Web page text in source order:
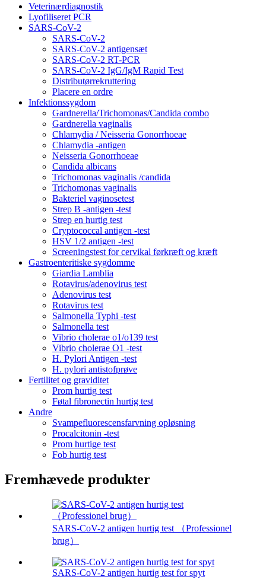
Veterinærdiagnostik
Lyofiliseret PCR
SARS-CoV-2
SARS-CoV-2
SARS-CoV-2 antigensæt
SARS-CoV-2 RT-PCR
SARS-CoV-2 IgG/IgM Rapid Test
Distributørrekruttering
Placere en ordre
Infektionssygdom
Gardnerella/Trichomonas/Candida combo
Gardnerella vaginalis
Chlamydia / Neisseria Gonorrhoeae
Chlamydia -antigen
Neisseria Gonorrhoeae
Candida albicans
Trichomonas vaginalis /candida
Trichomonas vaginalis
Bakteriel vaginosetest
Strep B -antigen -test
Strep en hurtig test
Cryptococcal antigen -test
HSV 1/2 antigen -test
Screeningstest for cervikal førkræft og kræft
Gastroenteritiske sygdomme
Giardia Lamblia
Rotavirus/adenovirus test
Adenovirus test
Rotavirus test
Salmonella Typhi -test
Salmonella test
Vibrio cholerae o1/o139 test
Vibrio cholerae O1 -test
H. Pylori Antigen -test
H. pylori antistofprøve
Fertilitet og graviditet
Prom hurtig test
Føtal fibronectin hurtig test
Andre
Svampefluorescensfarvning opløsning
Procalcitonin -test
Prom hurtige test
Fob hurtig test
Fremhævede produkter
SARS-CoV-2 antigen hurtig test （Professionel
brug）
SARS-CoV-2 antigen hurtig test for spyt